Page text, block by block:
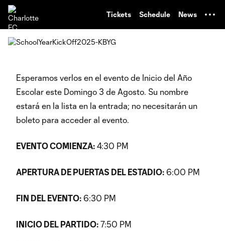
Tickets Schedule News
Esperamos verlos en el evento de Inicio del Año
Escolar este Domingo 3 de Agosto. Su nombre
estará en la lista en la entrada; no necesitarán un
boleto para acceder al evento.
EVENTO COMIENZA: 4:30 PM
APERTURA DE PUERTAS DEL ESTADIO: 6:00 PM
FIN DEL EVENTO: 6:30 PM
INICIO DEL PARTIDO: 7:50 PM